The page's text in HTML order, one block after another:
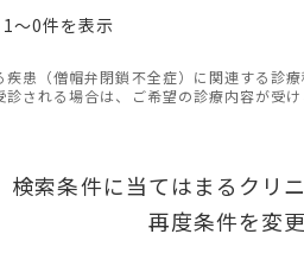
1〜0件を表示
患（僧帽弁閉鎖不全症）に関連する診
診される場合は、ご希望の診療内容が受
検索条件に当てはまるクリ
再度条件を変